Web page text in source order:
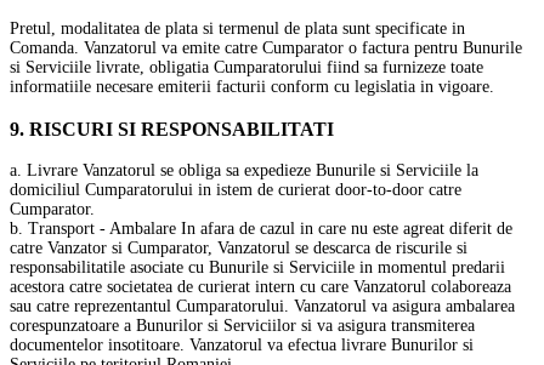
Pretul, modalitatea de plata si termenul de plata sunt specificate in
Comanda. Vanzatorul va emite catre Cumparator o factura pentru Bunurile
si Serviciile livrate, obligatia Cumparatorului fiind sa furnizeze toate
informatiile necesare emiterii facturii conform cu legislatia in vigoare.
9. RISCURI SI RESPONSABILITATI
a. Livrare Vanzatorul se obliga sa expedieze Bunurile si Serviciile la
domiciliul Cumparatorului in istem de curierat door-to-door catre
Cumparator.
b. Transport - Ambalare In afara de cazul in care nu este agreat diferit de
catre Vanzator si Cumparator, Vanzatorul se descarca de riscurile si
responsabilitatile asociate cu Bunurile si Serviciile in momentul predarii
acestora catre societatea de curierat intern cu care Vanzatorul colaboreaza
sau catre reprezentantul Cumparatorului. Vanzatorul va asigura ambalarea
corespunzatoare a Bunurilor si Serviciilor si va asigura transmiterea
documentelor insotitoare. Vanzatorul va efectua livrare Bunurilor si